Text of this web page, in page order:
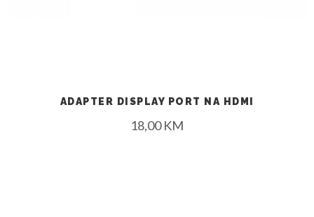
ADAPTER DISPLAY PORT NA HDMI
18,00KM